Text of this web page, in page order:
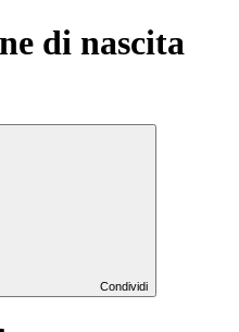
di nascita
Condividi